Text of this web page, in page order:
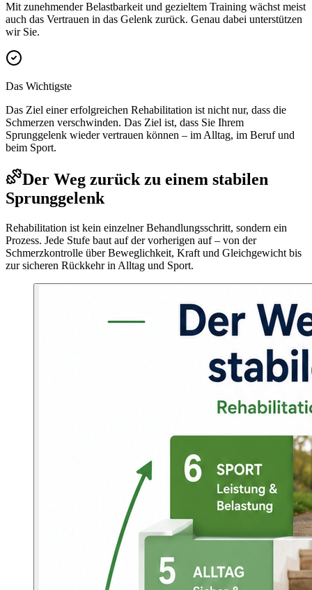
Mit zunehmender Belastbarkeit und gezieltem Training wächst meist
auch das Vertrauen in das Gelenk zurück. Genau dabei unterstützen
wir Sie.
Das Wichtigste
Das Ziel einer erfolgreichen Rehabilitation ist nicht nur, dass die
Schmerzen verschwinden. Das Ziel ist, dass Sie Ihrem
Sprunggelenk wieder vertrauen können – im Alltag, im Beruf und
beim Sport.
Der Weg zurück zu einem stabilen
Sprunggelenk
Rehabilitation ist kein einzelner Behandlungsschritt, sondern ein
Prozess. Jede Stufe baut auf der vorherigen auf – von der
Schmerzkontrolle über Beweglichkeit, Kraft und Gleichgewicht bis
zur sicheren Rückkehr in Alltag und Sport.